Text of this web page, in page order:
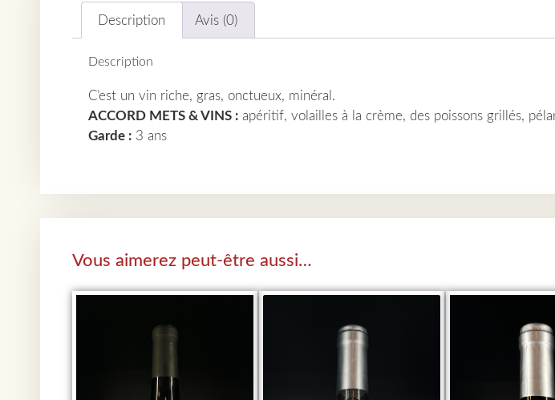
Description Avis (0)
Description
C’est un vin riche, gras, onctueux, minéral.
ACCORD METS & VINS : apéritif, volailles à la crème, des poissons grillés,
Garde : 3 ans
Vous aimerez peut-être aussi…